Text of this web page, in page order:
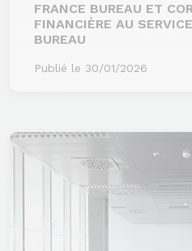
FRANCE BUREAU ET
FINANCIÈRE AU
BUREAU
Publié le 30/01/2026